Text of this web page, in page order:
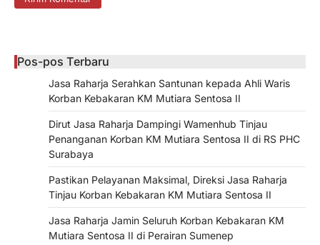
Pos-pos Terbaru
Jasa Raharja Serahkan Santunan kepada Ahli Waris
Korban Kebakaran KM Mutiara Sentosa II
Dirut Jasa Raharja Dampingi Wamenhub Tinjau
Penanganan Korban KM Mutiara Sentosa II di RS PHC
Surabaya
Pastikan Pelayanan Maksimal, Direksi Jasa Raharja
Tinjau Korban Kebakaran KM Mutiara Sentosa II
Jasa Raharja Jamin Seluruh Korban Kebakaran KM
Mutiara Sentosa II di Perairan Sumenep